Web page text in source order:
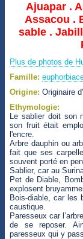
Ajuapar .
Assacou .
sable .
Plus de photos de
Famille:
Origine: Originaire
Ethymologie:
Le sablier doit son
son fruit était
l'encre.
Arbre dauphin ou
fait que ses
souvent porté en
Sablier, car au
Pet de Diable,
explosent
Bois-diable, car les
caustique.
Paresseux car
de se reposer.
paresseux qui y